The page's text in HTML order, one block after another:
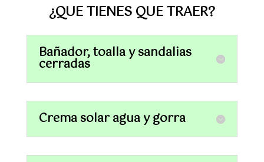
¿QUE TIENES QUE TRAER?
Bañador, toalla y sandalias
cerradas
Crema solar agua y gorra